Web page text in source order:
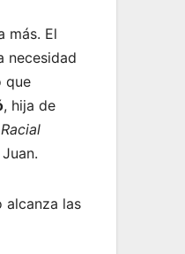
más. El
necesidad
que
, hija de
Racial
alcanza las